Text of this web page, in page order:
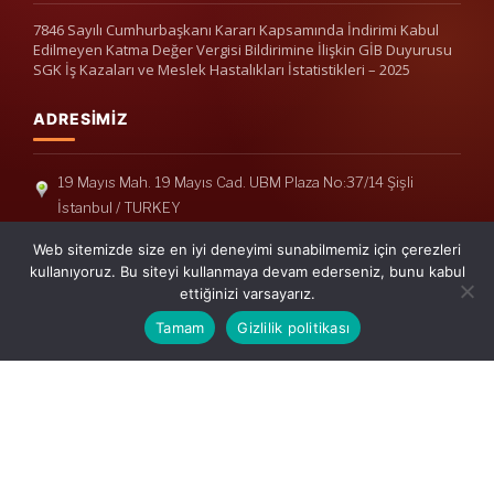
7846 Sayılı Cumhurbaşkanı Kararı Kapsamında İndirimi Kabul
Edilmeyen Katma Değer Vergisi Bildirimine İlişkin GİB Duyurusu
SGK İş Kazaları ve Meslek Hastalıkları İstatistikleri – 2025
ADRESIMIZ
19 Mayıs Mah. 19 Mayıs Cad. UBM Plaza No:37/14 Şişli
İstanbul / TURKEY
Telefon: +90(212) 240 33 39
Telefon: +90(212) 248 19 36
info@erisymm.com
Web sitemizde size en iyi deneyimi sunabilmemiz için çerezleri
kullanıyoruz. Bu siteyi kullanmaya devam ederseniz, bunu kabul
ettiğinizi varsayarız.
Tamam
Gizlilik politikası